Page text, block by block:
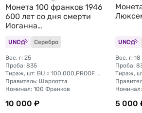
Монета 100 франков 1946
600 лет со дня смерти
Иоганна
Люксембургского
Люксембург
UNC Серебро
Вес, г: 25
Проба: 835
Тираж, шт: BU = 100.000,PROOF = 100
Правитель: Шарлотта
Номинал: 100 Франков
10 000 ₽
UNC
Вес, г: 18
Проба:
Тираж,
5 000